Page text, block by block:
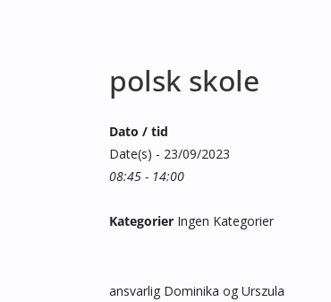
polsk skole
Dato / tid
Date(s) - 23/09/2023
08:45 - 14:00
Kategorier Ingen Kategorier
ansvarlig Dominika og Urszula